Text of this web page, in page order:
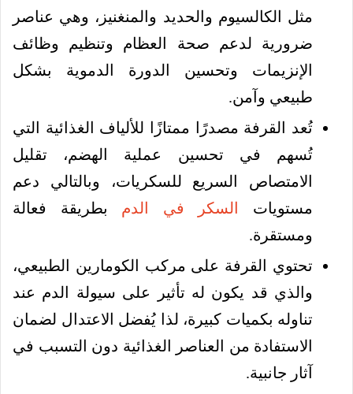
مثل الكالسيوم والحديد والمنغنيز، وهي عناصر
ضرورية لدعم صحة العظام وتنظيم وظائف
الإنزيمات وتحسين الدورة الدموية بشكل
طبيعي وآمن.
تُعد القرفة مصدرًا ممتازًا للألياف الغذائية التي
تُسهم في تحسين عملية الهضم، تقليل
الامتصاص السريع للسكريات، وبالتالي دعم
مستويات
السكر في الدم بطريقة فعالة
ومستقرة.
تحتوي القرفة على مركب الكومارين الطبيعي،
والذي قد يكون له تأثير على سيولة الدم عند
تناوله بكميات كبيرة، لذا يُفضل الاعتدال لضمان
الاستفادة من العناصر الغذائية دون التسبب في
آثار جانبية.